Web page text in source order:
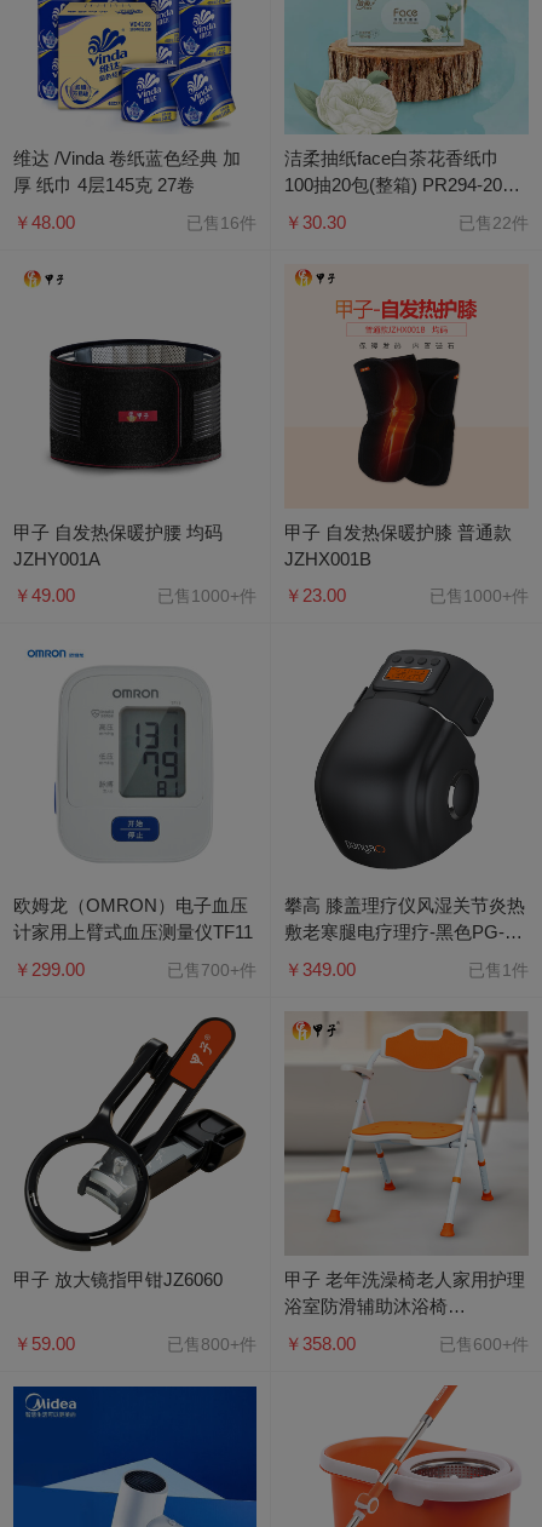
维达 /Vinda 卷纸蓝色经典 加
厚 纸巾 4层145克 27卷
￥48.00
已售16件
洁柔抽纸face白茶花香纸巾
100抽20包(整箱) PR294-20R-
20B
￥30.30 已售22件
甲子 自发热保暖护腰 均码
JZHY001A
￥49.00
已售1000+件
甲子 自发热保暖护膝 普通款
JZHX001B
￥23.00
已售1000+件
欧姆龙（OMRON）电子血压
计家用上臂式血压测量仪TF11
￥299.00
已售700+件
攀高 膝盖理疗仪风湿关节炎热
敷老寒腿电疗理疗-黑色PG-
2015F3（气压按摩+红光照射
￥349.00 已售1件
甲子 放大镜指甲钳JZ6060
￥59.00 已售800+件
甲子 老年洗澡椅老人家用护理
浴室防滑辅助沐浴椅
JZXZY001A
￥358.00 已售600+件